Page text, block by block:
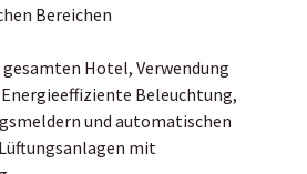
Bereichen
Hotel, Verwendung
Beleuchtung,
und automatischen
mit